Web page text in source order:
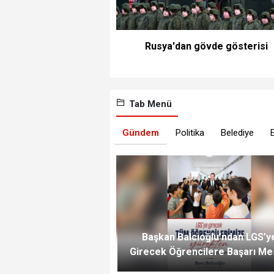
Rusya'dan gövde gösterisi
Tab Menü
Gündem Politika Belediye
Başkan Balcıoğlu’ndan
Girecek Öğrencilere Başarı